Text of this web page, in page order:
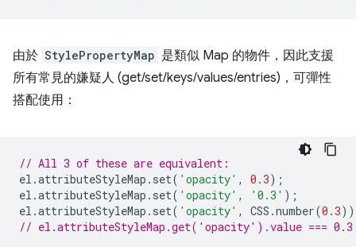
由於 StylePropertyMap 是類似 Map 的物件，因此支援
所有常見的嫌疑人 (get/set/keys/values/entries)，可彈性
搭配使用：
// All 3 of these are equivalent:
el .attributeStyleMap . set( 'opacity' , 0.3);
el .attributeStyleMap . set( 'opacity' , '0.3' );
el .attributeStyleMap . set( 'opacity' , CSS .number(0.3
// el.attributeStyleMap.get('opacity').value === 0.3